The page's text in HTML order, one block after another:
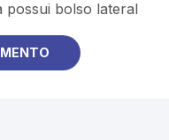
possui bolso lateral